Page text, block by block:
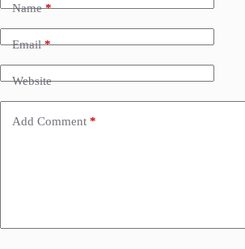
Name*
Email*
Website
Add Comment *